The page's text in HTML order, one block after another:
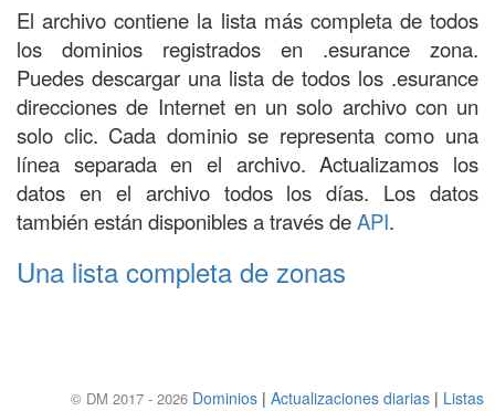
El archivo contiene la lista más completa de todos
los dominios registrados en .esurance zona.
Puedes descargar una lista de todos los .esurance
direcciones de Internet en un solo archivo con un
solo clic. Cada dominio se representa como una
línea separada en el archivo. Actualizamos los
datos en el archivo todos los días. Los datos
también están disponibles a través deAPI.
Una lista completa de zonas
© DM 2017 - 2026 Dominios | Actualizaciones diarias | Listas